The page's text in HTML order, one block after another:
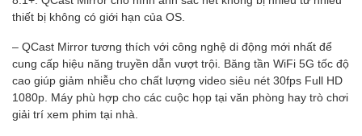
thiết bị không có giới hạn của OS.
– QCast Mirror tương thích với công nghệ di động mới nhất để
cung cấp hiệu năng truyền dẫn vượt trội. Băng tần WiFi 5G tốc độ
cao giúp giảm nhiễu cho chất lượng video siêu nét 30fps Full HD
1080p. Máy phù hợp cho các cuộc họp tại văn phòng hay trò chơi
giải trí xem phim tại nhà.